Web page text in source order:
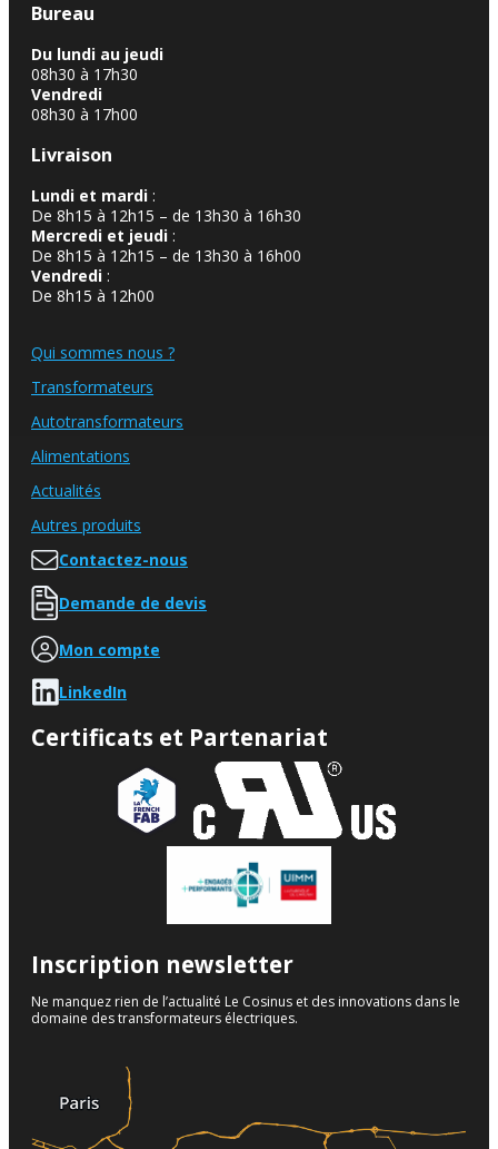
Bureau
Du lundi au jeudi
08h30 à 17h30
Vendredi
08h30 à 17h00
Livraison
Lundi et mardi :
De 8h15 à 12h15 – de 13h30 à 16h30
Mercredi et jeudi :
De 8h15 à 12h15 – de 13h30 à 16h00
Vendredi :
De 8h15 à 12h00
Qui sommes nous ?
Transformateurs
Autotransformateurs
Alimentations
Actualités
Autres produits
Contactez-nous
Demande de devis
Mon compte
LinkedIn
Certificats et Partenariat
Inscription newsletter
Ne manquez rien de l’actualité Le Cosinus et des innovations dans le
domaine des transformateurs électriques.